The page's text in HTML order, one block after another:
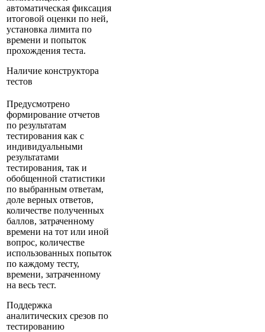
автоматическая фиксация
итоговой оценки по ней,
установка лимита по
времени и попыток
прохождения теста.
Наличие конструктора
тестов
Предусмотрено
формирование отчетов
по результатам
тестирования как с
индивидуальными
результатами
тестирования, так и
обобщенной статистики
по выбранным ответам,
доле верных ответов,
количестве полученных
баллов, затраченному
времени на тот или иной
вопрос, количестве
использованных попыток
по каждому тесту,
времени, затраченному
на весь тест.
Поддержка
аналитических срезов по
тестированию